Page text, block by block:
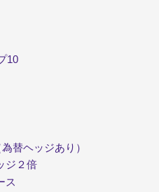
10
替ヘッジあり）
ジ２倍
ス